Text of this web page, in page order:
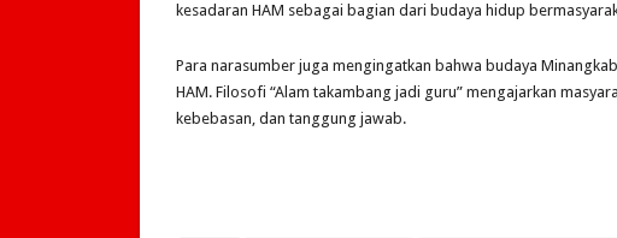
kesadaran HAM sebagai bagian dari budaya hidup
Para narasumber juga mengingatkan bahwa budaya
HAM. Filosofi “Alam takambang jadi guru” mengajarkan
kebebasan, dan tanggung jawab.